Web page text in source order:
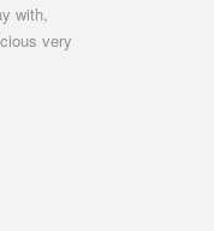
with,
very